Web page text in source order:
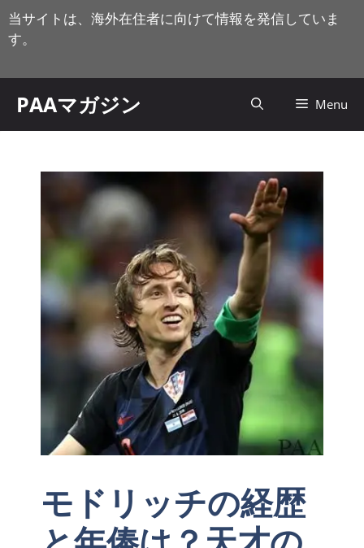
コ
ン
テ
ス
当サイトは、海外在住者に向けて情報を発信していま
す。
PAAマガジン Menu
モドリッチの経歴